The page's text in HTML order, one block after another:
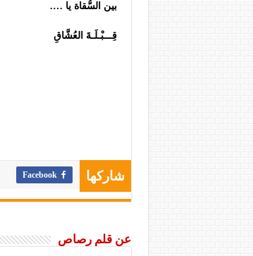
بين السُّقاة يا ….
قِـــبْـلَـةَ العُشَّاقِ
شاركها Facebook
عن قلم رصاص